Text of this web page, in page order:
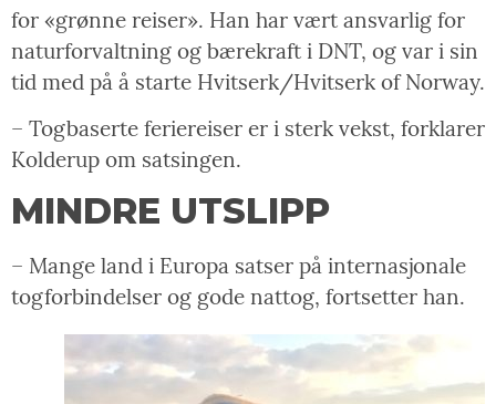
for «grønne reiser». Han har vært ansvarlig for
naturforvaltning og bærekraft i DNT, og var i sin
tid med på å starte Hvitserk/Hvitserk of Norway.
– Togbaserte feriereiser er i sterk vekst, forklarer
Kolderup om satsingen.
MINDRE UTSLIPP
– Mange land i Europa satser på internasjonale
togforbindelser og gode nattog, fortsetter han.